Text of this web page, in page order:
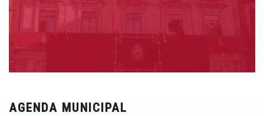
AGENDA MUNICIPAL